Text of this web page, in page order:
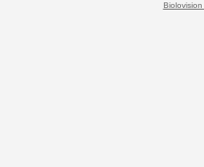
Biolovision